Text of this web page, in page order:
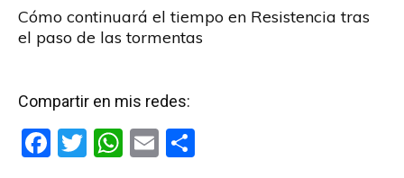
Cómo continuará el tiempo en Resistencia tras
el paso de las tormentas
Compartir en mis redes:
F
T
W E